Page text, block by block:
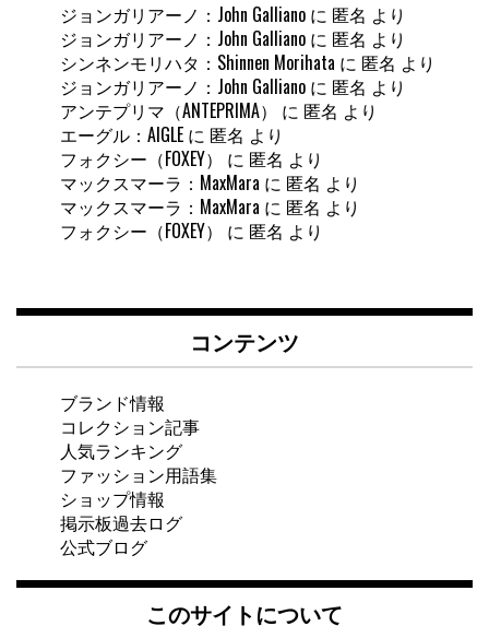
ジョンガリアーノ：John Galliano に 匿名 より
ジョンガリアーノ：John Galliano に 匿名 より
シンネンモリハタ：Shinnen Morihata に 匿名 より
ジョンガリアーノ：John Galliano に 匿名 より
アンテプリマ（ANTEPRIMA）
に 匿名 より
エーグル：AIGLE に 匿名 より
フォクシー（FOXEY）
に 匿名 より
マックスマーラ：MaxMara に 匿名 より
マックスマーラ：MaxMara に 匿名 より
フォクシー（FOXEY）
に 匿名 より
コンテンツ
ブランド情報
コレクション記事
人気ランキング
ファッション用語集
ショップ情報
掲示板過去ログ
公式ブログ
このサイトについて